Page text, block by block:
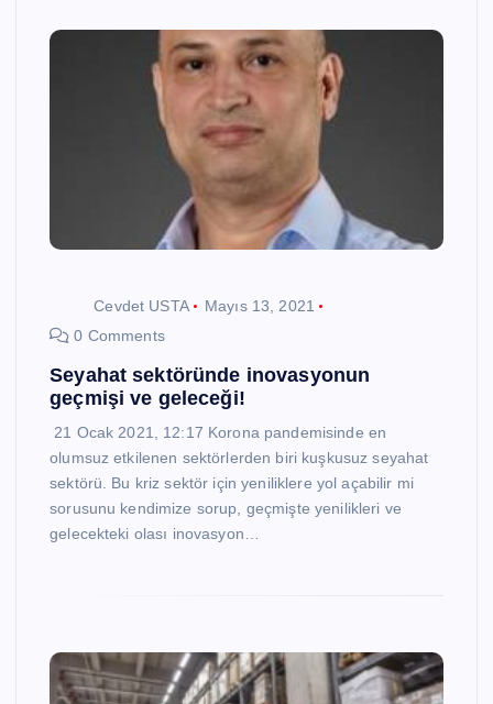
Cevdet USTA
Mayıs 13, 2021
0 Comments
Seyahat sektöründe inovasyonun
geçmişi ve geleceği!
21 Ocak 2021, 12:17 Korona pandemisinde en
olumsuz etkilenen sektörlerden biri kuşkusuz seyahat
sektörü. Bu kriz sektör için yeniliklere yol açabilir mi
sorusunu kendimize sorup, geçmişte yenilikleri ve
gelecekteki olası inovasyon…